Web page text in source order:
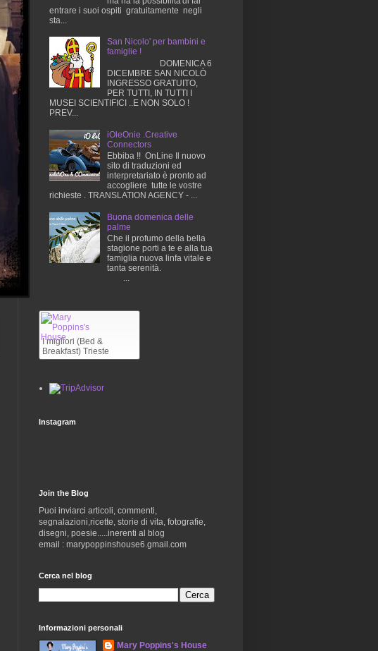
entrare i suoi ospiti gratuitamente negli
sta...
San Nicolo' per bambini e
famiglie !
DOMENICA 6
DICEMBRE SAN NICOLÒ
INGRESSO GRATUITO,
PER TUTTI, IN TUTTI I
MUSEI SCIENTIFICI ..E NON SOLO !
PREV...
iOleOnie .Creative
Connectors
Ebbiba !! OnLine Il nuovo
sito di traduzioni ed
interpretariato è pronto ad
accogliere tutte le vostre
richieste . TRANSLATION AGENCY - ...
Buona domenica delle
palme
Che il profumo della bella
stagione porti a te e alla tua
famiglia nuova linfa vitale e
tanta serenità.
...
I migliori (Bed &
Breakfast) Trieste
Instagram
Join the Blog
Puoi inviarci articoli, commenti,
segnalazioni,ricette, storie di vita, fotografie,
disegni, poesie.....inerenti al blog
email : marypoppinshouse6.gmail.com
Cerca nel blog
Informazioni personali
Mary Poppins's House